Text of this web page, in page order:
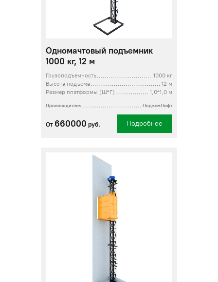
Одномачтовый подъемник
1000 кг, 12 м
Грузоподъемность
1000 кг
Высота подъема
12 м
Размер платформы (Ш*Г)
1,0*1,0 м
Производитель ПодъемЛифт
От 660000 руб. Подробнее